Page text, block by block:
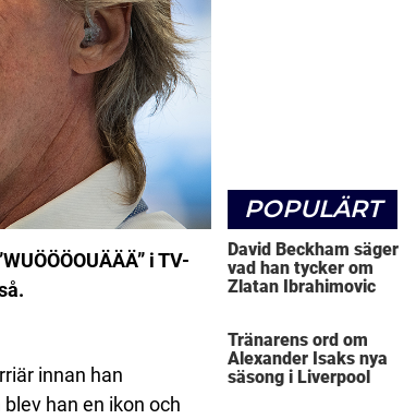
i TV-
innan han
han en ikon och
POPULÄRT
David Beckham säger
vad han tycker om
Zlatan Ibrahimovic
Tränarens ord om
Alexander Isaks nya
säsong i Liverpool